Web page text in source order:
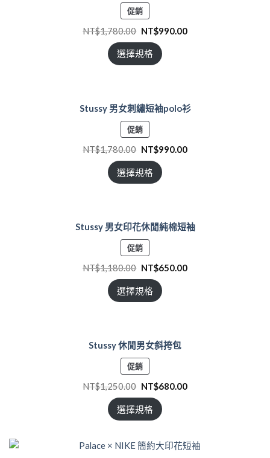
促銷特
價
商
NT$1,780.00 NT$990.00
選擇規格
Stussy 男女刺繡短袖polo衫
促銷特
價
商
NT$1,780.00 NT$990.00
選擇規格
Stussy 男女印花休閒純棉短袖
促銷特
價
商
NT$1,180.00 NT$650.00
選擇規格
Stussy 休閒男女斜挎包
促銷特
價
商
NT$1,250.00 NT$680.00
選擇規格